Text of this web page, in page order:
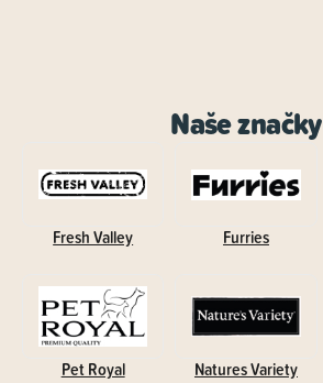
Naše značky
Fresh Valley Furries
Pet Royal Natures Variety